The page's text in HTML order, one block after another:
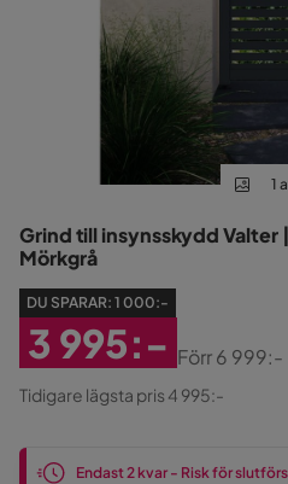
1
Grind till insynsskydd Valter
Mörkgrå
DU SPARAR: 1 000:-
Rabatterat
Pris
3 995:-
Original
Pris
Förr6 999:-
Tidigare lägsta pris 4 995:-
Endast 2 kvar - Risk för